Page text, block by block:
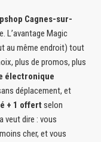
Cagnes-sur-
L’avantage Magic
au même endroit) tout
plus de promos, plus
électronique
déplacement, et
+ 1 offert selon
veut dire : vous
cher, et vous